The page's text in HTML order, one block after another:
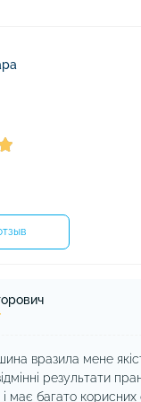
вразила мене
результати
має багато